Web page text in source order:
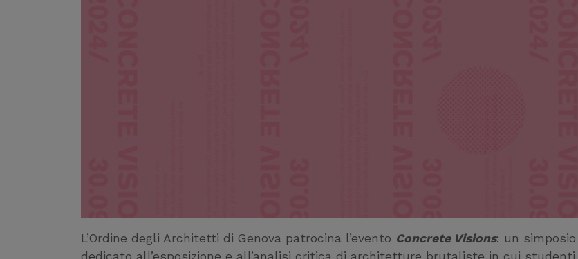
L’Ordine degli Architetti di Genova patrocina l’evento Concrete Visions: un simposio
dedicato all’esposizione e all’analisi critica di architetture brutaliste in cui studenti,